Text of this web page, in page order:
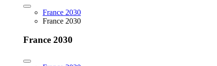
France 2030
France 2030
France 2030